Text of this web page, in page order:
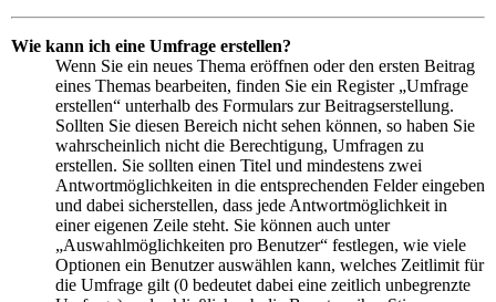
Wie kann ich eine Umfrage erstellen?
Wenn Sie ein neues Thema eröffnen oder den ersten Beitrag
eines Themas bearbeiten, finden Sie ein Register „Umfrage
erstellen“ unterhalb des Formulars zur Beitragserstellung.
Sollten Sie diesen Bereich nicht sehen können, so haben Sie
wahrscheinlich nicht die Berechtigung, Umfragen zu
erstellen. Sie sollten einen Titel und mindestens zwei
Antwortmöglichkeiten in die entsprechenden Felder eingeben
und dabei sicherstellen, dass jede Antwortmöglichkeit in
einer eigenen Zeile steht. Sie können auch unter
„Auswahlmöglichkeiten pro Benutzer“ festlegen, wie viele
Optionen ein Benutzer auswählen kann, welches Zeitlimit für
die Umfrage gilt (0 bedeutet dabei eine zeitlich unbegrenzte